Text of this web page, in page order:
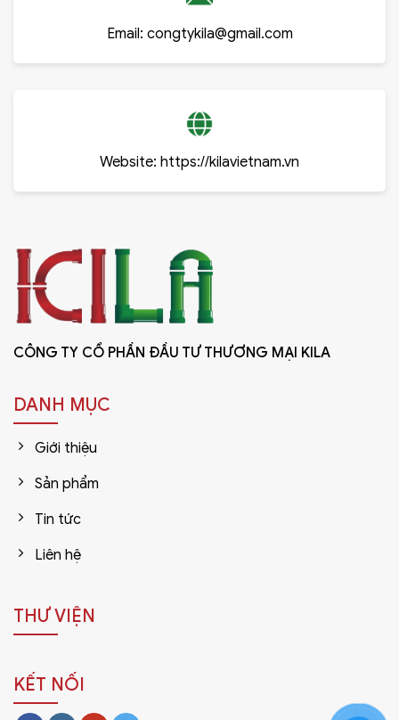
Email: congtykila@gmail.com
Website: https://kilavietnam.vn
CÔNG TY CỔ PHẦN ĐẦU TƯ THƯƠNG MẠI KILA
DANH MỤC
Giới thiệu
Sản phẩm
Tin tức
Liên hệ
THƯ VIỆN
KẾT NỐI